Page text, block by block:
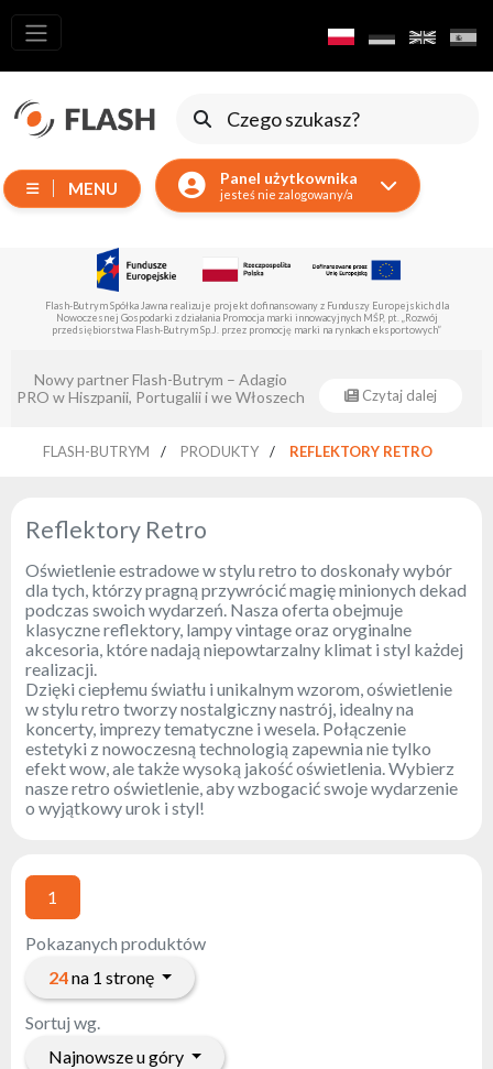
MENU Panel użytkownika
jesteś nie zalogowany/a
Wszystkie
produkty
Ruchome
Wytwornice
Oświetlenie
Lasery
Reflektory
Reflektory
Retro
Sterowniki
DMX
Reflektory
Bateryjne
Outlet
Archiwum
produktów
Zobacz
Aktualności
Portfolio
marce
flash
Regulamin
Flash-Butrym Spółka Jawna realizuje projekt dofinansowany z Europejskiego Funduszu Rozwoju
Regionalnego z poddziałania 1.1.
Eventsklep - oficjalnym dystrybutorem
Flash-Butrym !
Czytaj dalej
FLASH-BUTRYM PRODUKTY REFLEKTORY RETRO
Reflektory Retro
Oświetlenie estradowe w stylu retro to doskonały wybór
dla tych, którzy pragną przywrócić magię minionych dekad
podczas swoich wydarzeń. Nasza oferta obejmuje
klasyczne reflektory, lampy vintage oraz oryginalne
akcesoria, które nadają niepowtarzalny klimat i styl każdej
realizacji.
Dzięki ciepłemu światłu i unikalnym wzorom, oświetlenie
w stylu retro tworzy nostalgiczny nastrój, idealny na
koncerty, imprezy tematyczne i wesela. Połączenie
estetyki z nowoczesną technologią zapewnia nie tylko
efekt wow, ale także wysoką jakość oświetlenia. Wybierz
nasze retro oświetlenie, aby wzbogacić swoje wydarzenie
o wyjątkowy urok i styl!
1
Pokazanych produktów
24na 1 stronę
Sortuj wg.
Najnowsze u góry